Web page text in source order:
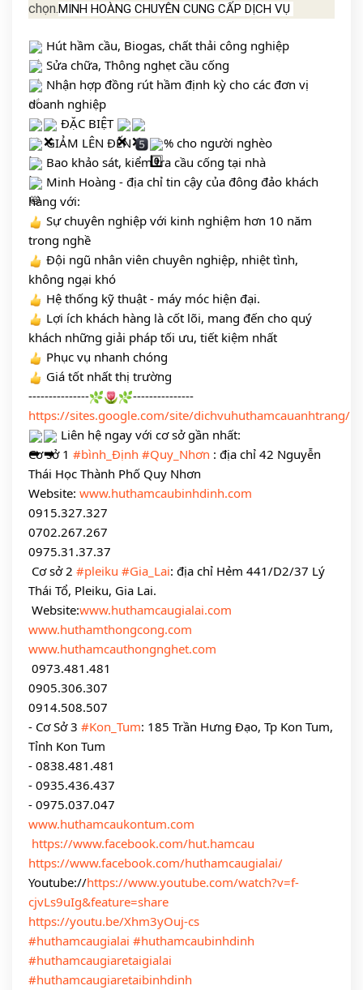
chọn.MINH HOÀNG CHUYÊN CUNG CẤP DỊCH VỤ
Hút hầm cầu, Biogas, chất thải công nghiệp
Sửa chữa, Thông nghẹt cầu cống
Nhận hợp đồng rút hầm định kỳ cho các đơn vị
doanh nghiệp
ĐẶC BIỆT
GIẢM LÊN ĐẾN
% cho người nghèo
Bao khảo sát, kiểm tra cầu cống tại nhà
Minh Hoàng - địa chỉ tin cậy của đông đảo khách
hàng với:
Sự chuyên nghiệp với kinh nghiệm hơn 10 năm
trong nghề
Đội ngũ nhân viên chuyên nghiệp, nhiệt tình,
không ngại khó
Hệ thống kỹ thuật - máy móc hiện đại.
Lợi ích khách hàng là cốt lõi, mang đến cho quý
khách những giải pháp tối ưu, tiết kiệm nhất
Phục vụ nhanh chóng
Giá tốt nhất thị trường
---------------
---------------
https://sites.google.com/site/dichvuhuthamcauanhtrang/
Liên hệ ngay với cơ sở gần nhất:
Cơ sở 1 #bình_Định #Quy_Nhơn : địa chỉ 42 Nguyễn
Thái Học Thành Phố Quy Nhơn
Website: www.huthamcaubinhdinh.com
0915.327.327
0702.267.267
0975.31.37.37
Cơ sở 2 #pleiku #Gia_Lai: địa chỉ Hẻm 441/D2/37 Lý
Thái Tổ, Pleiku, Gia Lai.
Website:www.huthamcaugialai.com
www.huthamthongcong.com
www.huthamcauthongnghet.com
0973.481.481
0905.306.307
0914.508.507
- Cơ Sở 3 #Kon_Tum: 185 Trần Hưng Đạo, Tp Kon Tum,
Tỉnh Kon Tum
- 0838.481.481
- 0935.436.437
- 0975.037.047
www.huthamcaukontum.com
https://www.facebook.com/hut.hamcau
https://www.facebook.com/huthamcaugialai/
Youtube://https://www.youtube.com/watch?v=f-
cjvLs9uIg&feature=share
https://youtu.be/Xhm3yOuj-cs
#huthamcaugialai #huthamcaubinhdinh
#huthamcaugiaretaigialai
#huthamcaugiaretaibinhdinh